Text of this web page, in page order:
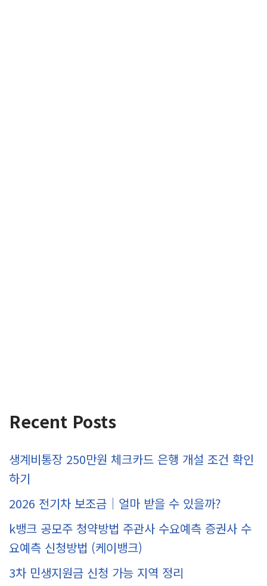
Recent Posts
생계비통장 250만원 체크카드 은행 개설 조건 확인
하기
2026 전기차 보조금｜얼마 받을 수 있을까?
k뱅크 공모주 청약방법 주관사 수요예측 증권사 수
요예측 신청방법 (케이뱅크)
3차 민생지원금 신청 가능 지역 정리